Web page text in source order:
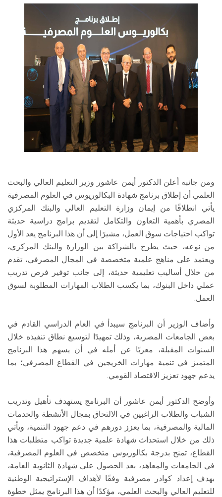
ومن جانبه أعلن الدكتور أيمن عاشور وزير التعليم العالي والبحث
العلمي أن إطلاق برنامج شهادة البكالوريوس في العلوم المصرفية
يأتي انطلاقًا من إيمان وزارة التعليم العالي والبنك المركزي
المصري بأهمية التعاون والتكامل لتقديم برامج دراسية حديثة
تواكب احتياجات سوق العمل، مشيرًا إلى أن هذا البرنامج يعد الأول
من نوعه، حيث يطرح بالشراكة بين الوزارة والبنك المركزي،
ويعتمد على مناهج علمية متخصصة في المجال المصرفي، تقدم
من خلال أساليب تعليمية حديثة، إلى جانب توفير فرص تدريب
عملي داخل البنوك، بما يكسب الطلاب المهارات المطلوبة لسوق
العمل.
وأضاف الوزير أن البرنامج سيبدأ في العام الدراسي القادم في
بعض الجامعات المصرية، وذلك تمهيدًا لتوسيع نطاق تنفيذه خلال
السنوات المقبلة، معربًا عن أمله في أن يسهم هذا البرنامج
المتميز في تنمية مهارات الخريجين في القطاع المصرفي؛ بما
يدعم جهود تعزيز الاقتصاد القومي.
وأوضح الدكتور أيمن عاشور أن البرنامج يستهدف تأهيل وتدريب
الشباب والطلاب الراغبين في الالتحاق بمجال الأنشطة والخدمات
المالية والمصرفية، بما يعزز دورهم في دعم جهود التنمية، ويأتي
ذلك من خلال استحداث شهادة علمية جديدة تواكب متطلبات هذا
القطاع، تمنح بدرجة بكالوريوس متخصص في العلوم المصرفية،
في الجامعات والمعاهد، بعد الحصول على شهادة الثانوية العامة،
بهدف إعداد كوادر مصرفية وفقًا لأهداف الإستراتيجية الوطنية
للتعليم العالي والبحث العلمي، مؤكدًا أن هذا البرنامج يمثل خطوة